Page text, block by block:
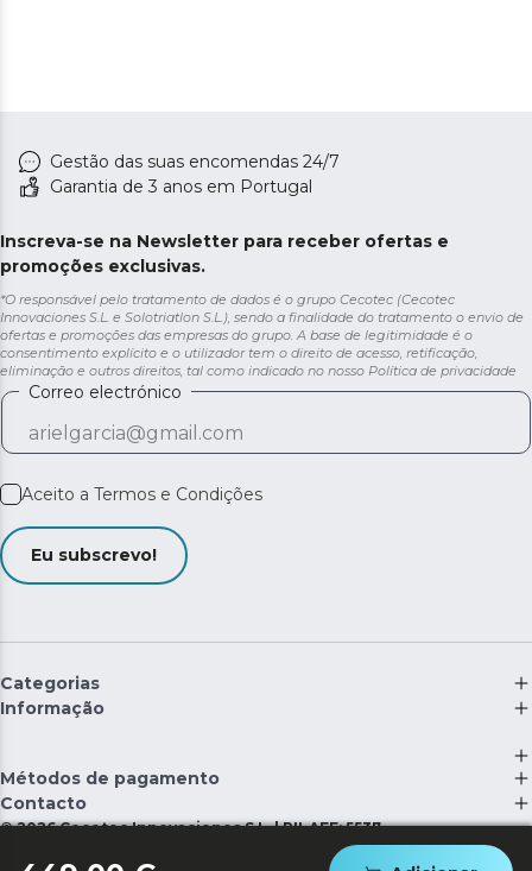
Gestão das suas encomendas 24/7
Garantia de 3 anos em Portugal
Inscreva-se na Newsletter para receber ofertas e
promoções exclusivas.
*O responsável pelo tratamento de dados é o grupo Cecotec (Cecotec
Innovaciones S.L. e Solotriatlon S.L.), sendo a finalidade do tratamento o envio de
ofertas e promoções das empresas do grupo. A base de legitimidade é o
consentimento explícito e o utilizador tem o direito de acesso, retificação,
eliminação e outros direitos, tal como indicado no nosso Política de privacidade
Correo electrónico
Aceito a Termos e Condições
Eu subscrevo!
Categorias
Informação
Métodos de pagamento
Contacto
©2026 Cecotec Innovaciones S.L. | RII-AEE: 5537